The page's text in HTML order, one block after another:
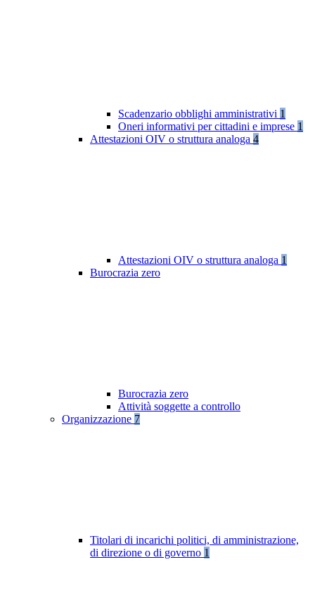
Scadenzario obblighi amministrativi 1
Oneri informativi per cittadini e imprese 1
Attestazioni OIV o struttura analoga 4
Attestazioni OIV o struttura analoga 1
Burocrazia zero
Burocrazia zero
Attività soggette a controllo
Organizzazione 7
Titolari di incarichi politici, di amministrazione,
di direzione o di governo 1